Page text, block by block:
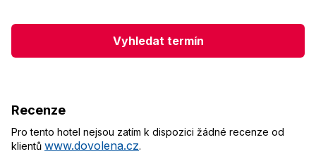
Vyhledat termín
Recenze
Pro tento hotel nejsou zatím k dispozici žádné recenze od
klientů www.dovolena.cz.